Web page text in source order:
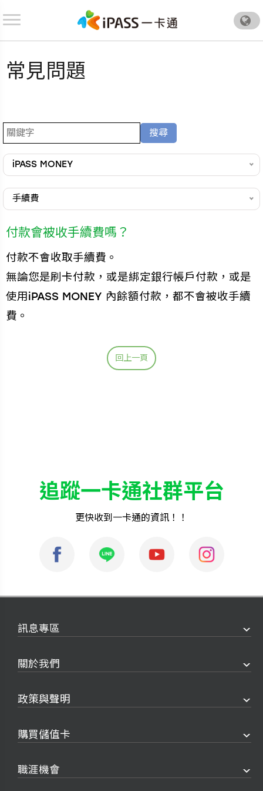
.
常見問題
iPASS MONEY
手續費
付款會被收手續費嗎？
付款不會收取手續費。
無論您是刷卡付款，或是綁定銀行帳戶付款，或是
使用iPASS MONEY 內餘額付款，都不會被收手續
費。
回上一頁
追蹤一卡通社群平台
更快收到一卡通的資訊！！
訊息專區
關於我們
政策與聲明
購買儲值卡
職涯機會